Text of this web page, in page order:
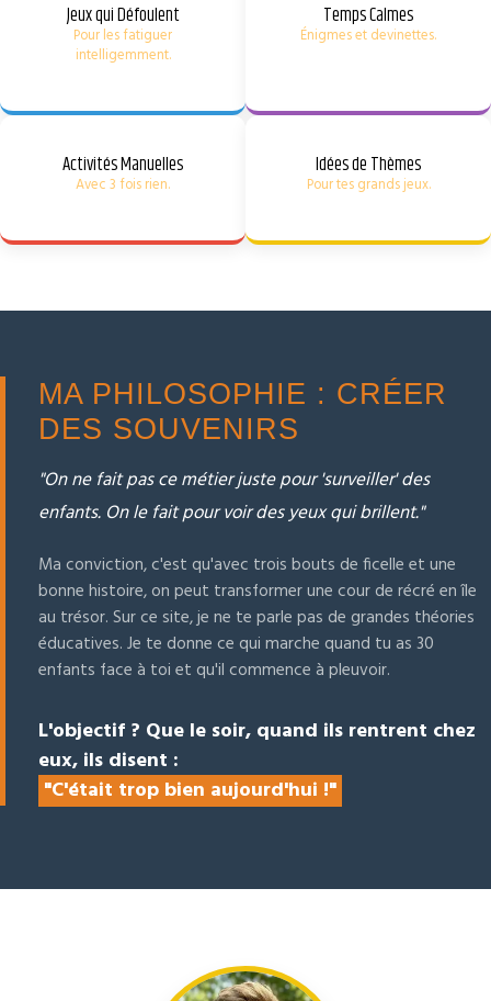
Jeux qui Défoulent
Pour les fatiguer
intelligemment.
Temps Calmes
Énigmes et devinettes.
Activités Manuelles
Avec 3 fois rien.
Idées de Thèmes
Pour tes grands jeux.
MA PHILOSOPHIE : CRÉER
DES SOUVENIRS
"On ne fait pas ce métier juste pour 'surveiller' des
enfants. On le fait pour voir des yeux qui brillent."
Ma conviction, c'est qu'avec trois bouts de ficelle et une
bonne histoire, on peut transformer une cour de récré en île
au trésor. Sur ce site, je ne te parle pas de grandes théories
éducatives. Je te donne ce qui marche quand tu as 30
enfants face à toi et qu'il commence à pleuvoir.
L'objectif ? Que le soir, quand ils rentrent chez
eux, ils disent :
"C'était trop bien aujourd'hui !"